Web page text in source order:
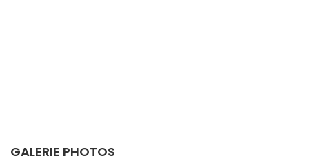
GALERIE PHOTOS